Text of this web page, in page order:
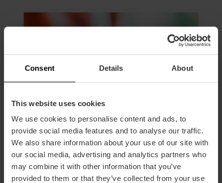
Consent Details About
This website uses cookies
We use cookies to personalise content and ads, to
provide social media features and to analyse our traffic.
We also share information about your use of our site with
our social media, advertising and analytics partners who
may combine it with other information that you’ve
provided to them or that they’ve collected from your use